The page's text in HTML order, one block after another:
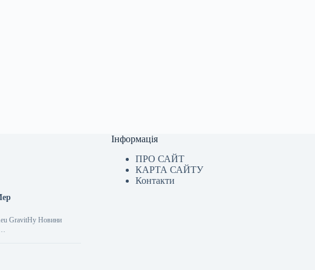
GravitHy Новини
Інформація
ПРО САЙТ
КАРТА САЙТУ
Контакти